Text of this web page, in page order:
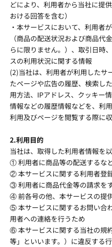
どにより、利用者から当社に提
おける回答を含む）
・本サービスにおいて、利用者
（商品の配送状況および商品代
らに限りません。）、取引日時
スの利用状況に関する情報
(2)当社は、利用者が利用したサ
たページや広告の履歴、検索し
用方法、IPアドレス、クッキー
情報などの履歴情報などを、利
利用及びページを閲覧する際に
2.利用目的
当社は、取得した利用者情報を
① 利用者に商品等の配送するな
② 本サービスに関する利用者登
③ 利用者に商品代金等の請求を
④ 前各号の他、本サービスの提
⑤ 本サービスに関するお問い合
用者への連絡を行うため
⑥ 本サービスに関する当社の規
等」といいます。）に違反する